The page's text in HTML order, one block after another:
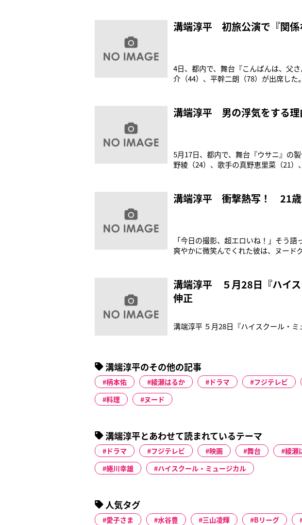
でしまう。「誰かのためというわけ
ってる『だし道楽』を試してみ
溝端淳平 初旅公演で『関係
4日、都内で、舞台『こんばんは、父
介（44）、平幹二朗（78）が出席し
演じる溝端は、「僕でいいのかな、
頑張りたい」と話した。同
溝端淳平 男の浮気をする理
5月17日、都内で、舞台『ウサニ』の
野綾（24）、歌手の真野恵里菜（21
ぐるみと、ナゾの美女との間で揺れ
気をするのかという、
溝端淳平 衝撃熱写！ 21歳
「今日の撮影、超エロいね！」そう
爽やかに微笑んでくれた彼は、ヌード
歳の溝端が挑戦した“キレイでリアル
溝端淳平 ５月28日『ハイス
伸正
溝端淳平 ５月28日『ハイスクール・
溝端淳平のその他の記事
柄本佑 綾瀬はるか ドラマ フジテレビ
料理
ヌード
溝端淳平とあわせて読まれているテーマ
ドラマ フジテレビ 映画 舞台 綾瀬
蜷川幸雄
ハイスクール・ミュージカル
人気タグ
愛子さま 水谷豊 三山凌輝 Bリーグ